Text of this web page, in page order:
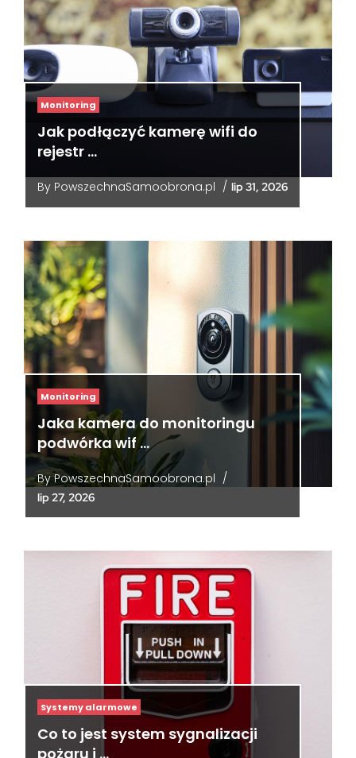
Monitoring
Jak podłączyć kamerę wifi do
rejestr …
By PowszechnaSamoobrona.pl / lip 31, 2026
Monitoring
Jaka kamera do monitoringu
podwórka wif …
ByPowszechnaSamoobrona.pl /
lip 27, 2026
Systemy alarmowe
Co to jest system sygnalizacji
pożaru i …